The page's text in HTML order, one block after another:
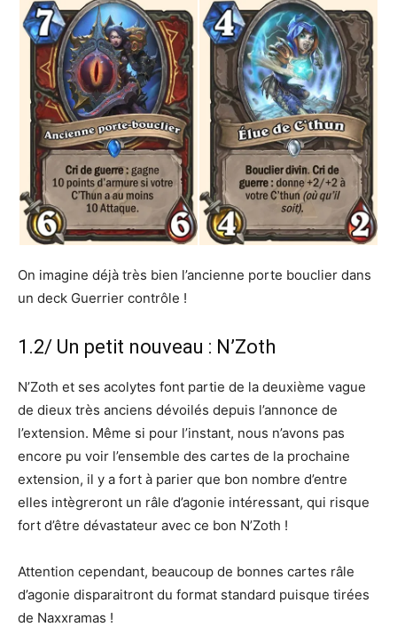
On imagine déjà très bien l’ancienne porte bouclier dans
un deck Guerrier contrôle !
1.2/ Un petit nouveau : N’Zoth
N’Zoth et ses acolytes font partie de la deuxième vague
de dieux très anciens dévoilés depuis l’annonce de
l’extension. Même si pour l’instant, nous n’avons pas
encore pu voir l’ensemble des cartes de la prochaine
extension, il y a fort à parier que bon nombre d’entre
elles intègreront un râle d’agonie intéressant, qui risque
fort d’être dévastateur avec ce bon N’Zoth !
Attention cependant, beaucoup de bonnes cartes râle
d’agonie disparaitront du format standard puisque tirées
de Naxxramas !